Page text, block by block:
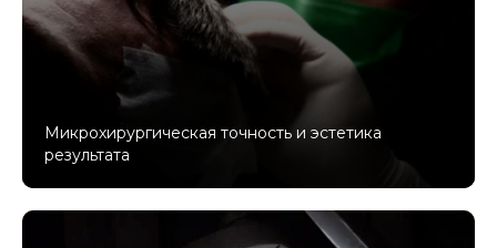
Микрохирургическая точность и эстетика
результата